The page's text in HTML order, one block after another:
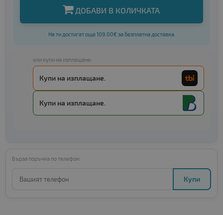
ДОБАВИ В КОЛИЧКАТА
Не ти достигат още 109.00€ за безплатна доставка
или купи на изплащане:
Купи на изплащане.
Купи на изплащане.
Бърза поръчка по телефон:
Купи